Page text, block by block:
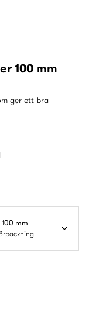
100 mm
ger ett bra
mm